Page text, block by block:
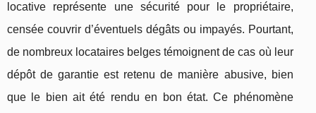
locative représente une sécurité pour le propriétaire,
censée couvrir d’éventuels dégâts ou impayés. Pourtant,
de nombreux locataires belges témoignent de cas où leur
dépôt de garantie est retenu de manière abusive, bien
que le bien ait été rendu en bon état. Ce phénomène